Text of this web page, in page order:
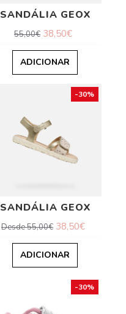
SANDÁLIA GEOX
55,00€ 38,50€
ADICIONAR
-30%
SANDÁLIA GEOX
Desde 55,00€ 38,50€
ADICIONAR
-30%